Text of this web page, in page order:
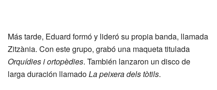
Más tarde, Eduard formó y lideró su propia banda, llamada
Zitzània. Con este grupo, grabó una maqueta titulada
Orquídies i ortopèdies. También lanzaron un disco de
larga duración llamadoLa peixera dels tòtils.